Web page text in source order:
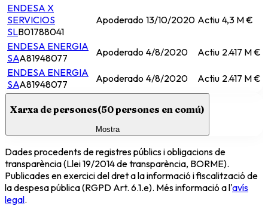
ENDESA X
SERVICIOS
SLB01788041
Apoderado 13/10/2020 Actiu 4,3 M €
ENDESA ENERGIA
SAA81948077 Apoderado 4/8/2020 Actiu 2.417 M €
ENDESA ENERGIA
SAA81948077 Apoderado 4/8/2020 Actiu 2.417 M €
Xarxa de persones(50persones en comú)
Mostra
Dades procedents de registres públics i obligacions de
transparència (Llei 19/2014 de transparència, BORME).
Publicades en exercici del dret a la informació i fiscalització de
la despesa pública (RGPD Art. 6.1.e). Més informació a l'avís
legal.